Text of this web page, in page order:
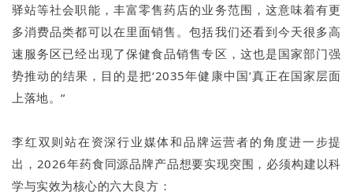
驿站等社会职能，丰富零售药店的业务范围，这意味着有更
多消费品类都可以在里面销售。包括我们还看到今天很多高
速服务区已经出现了保健食品销售专区，这也是国家部门强
势推动的结果，目的是把‘2035年健康中国’真正在国家层面
上落地。“
李红双则站在资深行业媒体和品牌运营者的角度进一步提
出，2026年药食同源品牌产品想要实现突围，必须构建以科
学与实效为核心的六大良方：